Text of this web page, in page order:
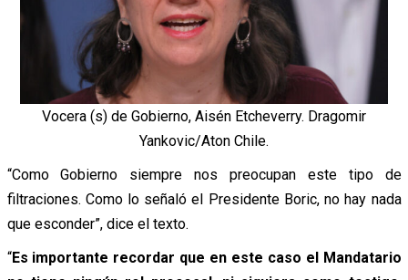
Vocera (s) de Gobierno, Aisén Etcheverry. Dragomir
Yankovic/Aton Chile.
“Como Gobierno siempre nos preocupan este tipo de
filtraciones. Como lo señaló el Presidente Boric, no hay nada
que esconder”, dice el texto.
“Es importante recordar que en este caso el Mandatario